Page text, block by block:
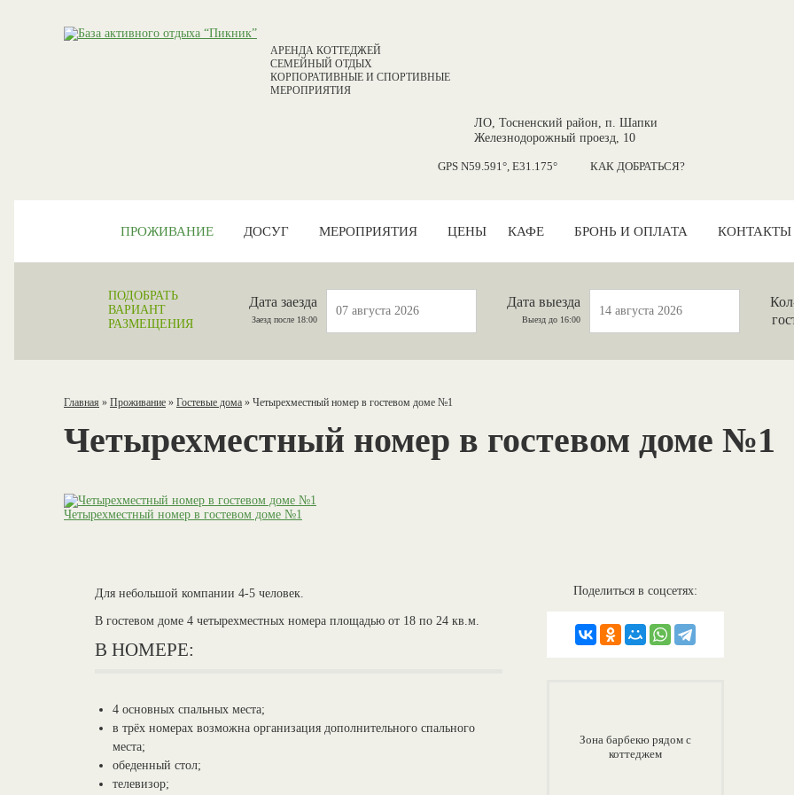
АРЕНДА КОТТЕДЖЕЙ
СЕМЕЙНЫЙ ОТДЫХ
КОРПОРАТИВНЫЕ И СПОРТИВНЫЕ
МЕРОПРИЯТИЯ
ЛО, Тосненский район, п. Шапки
Железнодорожный проезд, 10
GPS N59.591°, E31.175° КАК ДОБРАТЬСЯ?
ПРОЖИВАНИЕ ДОСУГ МЕРОПРИЯТИЯ ЦЕНЫ КАФЕ БРОНЬ И ОПЛАТА КОНТАКТЫ
ПОДОБРАТЬ
ВАРИАНТ
РАЗМЕЩЕНИЯ
Дата заезда
Заезд после 18:00
Дата выезда
Выезд до 16:00
Главная » Проживание » Гостевые дома » Четырехместный номер в гостевом доме №1
Четырехместный номер в гостевом доме №1
Четырехместный номер в гостевом доме №1
Для небольшой компании 4-5 человек.
В гостевом доме 4 четырехместных номера площадью от 18 по 24 кв.м.
В НОМЕРЕ:
4 основных спальных места;
в трёх номерах возможна организация дополнительного спального
места;
обеденный стол;
телевизор;
Поделиться в соцсетях:
Зона барбекю рядом с
коттеджем